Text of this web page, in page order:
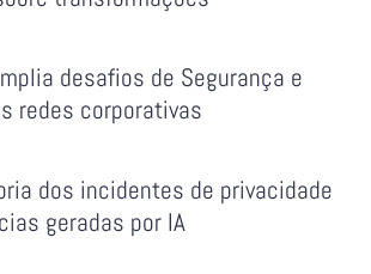
desafios de Segurança e
redes corporativas
dos incidentes de privacidade
geradas por IA